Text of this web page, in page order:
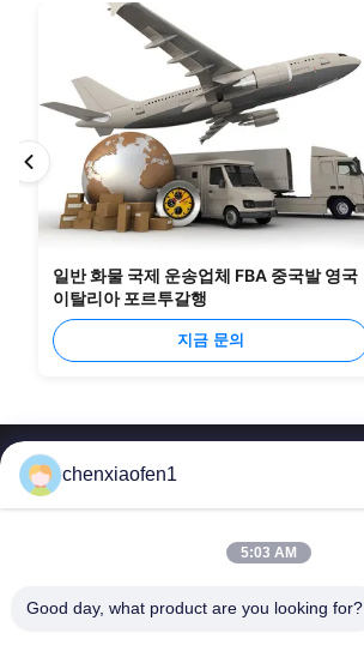
일반 화물 국제 운송업체 FBA 중국발 영국
이탈리아 포르투갈행
지금 문의
chenxiaofen1
5:03 AM
Good day, what product are you looking for?